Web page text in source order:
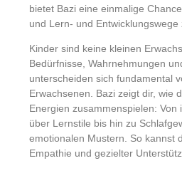
bietet Bazi eine einmalige
und Lern- und Entwicklungswege
Kinder sind keine kleinen
Bedürfnisse, Wahrnehmungen
unterscheiden sich fundamental
Erwachsenen. Bazi zeigt dir, wie
Energien zusammenspielen: Von
über Lernstile bis hin zu
emotionalen Mustern. So kannst
Empathie und gezielter